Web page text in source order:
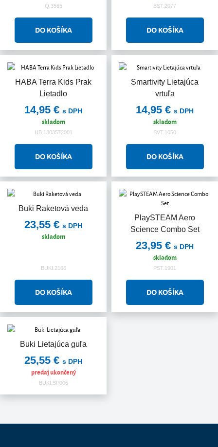
Q.3565 BST.2077
HABA Terra Kids Prak
Lietadlo
14,95 € s DPH
skladom
HB.1303572001
Smartivity Lietajúca
vrtuľa
14,95 € s DPH
skladom
SVT.1050
Buki Raketová veda
23,55 € s DPH
skladom
BUKI.2166
PlaySTEAM Aero
Science Combo Set
23,95 € s DPH
skladom
PST.1901
Buki Lietajúca guľa
25,55 € s DPH
predaj ukončený
BUKI.SP006